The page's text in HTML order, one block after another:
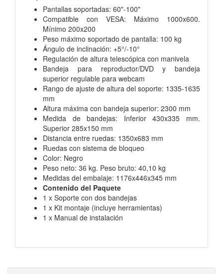
Pantallas soportadas: 60"-100"
Compatible con VESA: Máximo 1000x600.
Mínimo 200x200
Peso máximo soportado de pantalla: 100 kg
Ángulo de inclinación: +5°/-10°
Regulación de altura telescópica con manivela
Bandeja para reproductor/DVD y bandeja
superior regulable para webcam
Rango de ajuste de altura del soporte: 1335-1635
mm
Altura máxima con bandeja superior: 2300 mm
Medida de bandejas: Inferior 430x335 mm.
Superior 285x150 mm
Distancia entre ruedas: 1350x683 mm
Ruedas con sistema de bloqueo
Color: Negro
Peso neto: 36 kg. Peso bruto: 40,10 kg
Medidas del embalaje: 1176x446x345 mm
Contenido del Paquete
1 x Soporte con dos bandejas
1 x Kit montaje (incluye herramientas)
1 x Manual de instalación